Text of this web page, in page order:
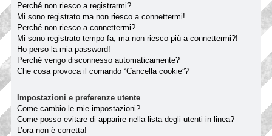
Perché non riesco a registrarmi?
Mi sono registrato ma non riesco a connettermi!
Perché non riesco a connettermi?
Mi sono registrato tempo fa, ma non riesco più a connettermi?!
Ho perso la mia password!
Perché vengo disconnesso automaticamente?
Che cosa provoca il comando “Cancella cookie”?
Impostazioni e preferenze utente
Come cambio le mie impostazioni?
Come posso evitare di apparire nella lista degli utenti in linea?
L’ora non è corretta!